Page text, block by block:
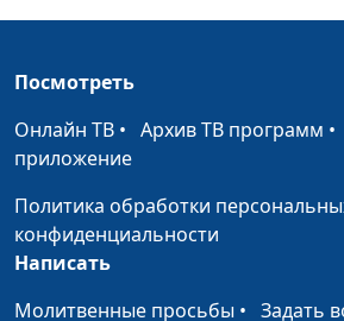
Дар
(первая часть)
Истинное покаяние
Храм Бога живого
Панков
Посмотреть
Онлайн ТВ • Архив ТВ программ •
приложение
Политика обработки
конфиденциальности
Написать
Молитвенные просьбы • Задать